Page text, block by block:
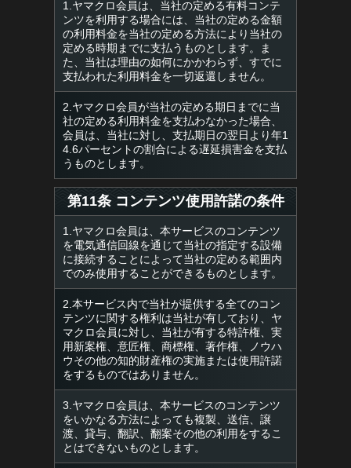
1.ヤマクロ会員は、当社の定める有料コンテ
ンツを利用する場合には、当社の定める金額
の利用料金を当社の定める方法により当社の
定める時期までに支払うものとします。ま
た、当社は理由の如何にかかわらず、すでに
支払われた利用料金を一切返還しません。
2.ヤマクロ会員が当社の定める期日までに当
社の定める利用料金を支払わなかった場合、
会員は、当社に対し、支払期日の翌日より年1
4.6パーセントの割合による遅延損害金を支払
うものとします。
第11条 コンテンツ使用許諾の条件
1.ヤマクロ会員は、本サービスのコンテンツ
を電気通信回線を通じて当社の指定する設備
に接続することによって当社の定める範囲内
でのみ使用することができるものとします。
2.本サービス内で当社が提供する全てのコン
テンツに関する権利は当社が有しており、ヤ
マクロ会員に対し、当社が有する特許権、実
用新案権、意匠権、商標権、著作権、ノウハ
ウその他の知的財産権の実施または使用許諾
をするものではありません。
3.ヤマクロ会員は、本サービスのコンテンツ
をいかなる方法によっても複製、送信、譲
渡、貸与、翻訳、翻案その他の利用をするこ
とはできないものとします。